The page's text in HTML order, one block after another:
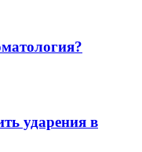
ударения в